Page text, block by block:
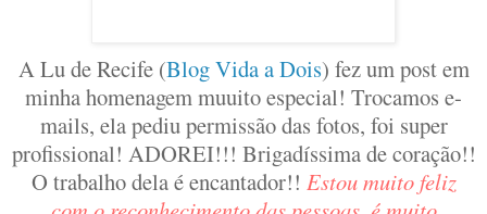
A Lu de Recife (Blog Vida a Dois) fez um post em
minha homenagem muuito especial! Trocamos e-
mails, ela pediu permissão das fotos, foi super
profissional! ADOREI!!! Brigadíssima de coração!!
O trabalho dela é encantador!! Estou muito feliz